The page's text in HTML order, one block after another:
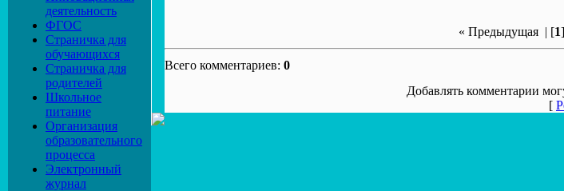
деятельность
ФГОС
Страничка для
обучающихся
Страничка для
родителей
Школьное
питание
Организация
образовательного
процесса
Электронный
журнал
« Предыдущая | [1]
Всего комментариев: 0
Добавлять комментарии
[